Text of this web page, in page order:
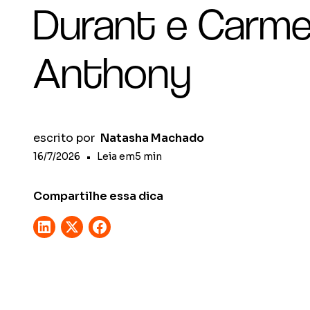
Durant e
Anthony
escrito por Natasha Machado
16/7/2026 • Leia em5 min
Compartilhe essa dica